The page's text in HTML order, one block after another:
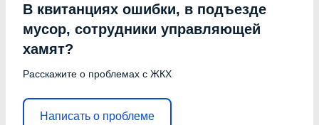
В квитанциях ошибки, в подъезде
мусор, сотрудники управляющей
хамят?
Расскажите о проблемах с ЖКХ
Написать о проблеме